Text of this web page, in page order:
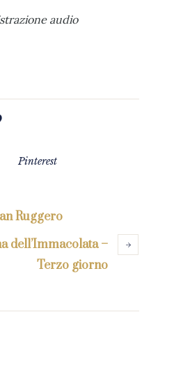
audio
Pinterest
Ruggero
dell’Immacolata –
Terzo giorno